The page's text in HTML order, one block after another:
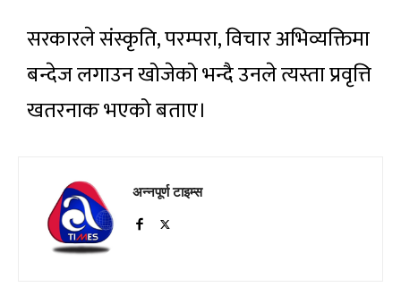
सरकारले संस्कृति, परम्परा, विचार अभिव्यक्तिमा
बन्देज लगाउन खोजेको भन्दै उनले त्यस्ता प्रवृत्ति
खतरनाक भएको बताए।
अन्नपूर्ण टाइम्स